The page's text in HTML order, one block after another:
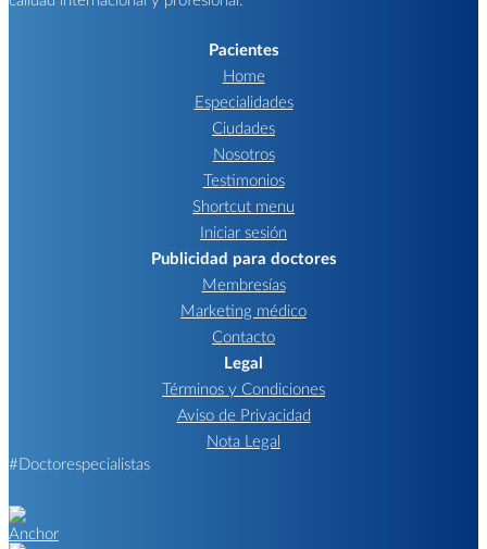
Pacientes
Home
Especialidades
Ciudades
Nosotros
Testimonios
Shortcut menu
Iniciar sesión
Publicidad para doctores
Membresías
Marketing médico
Contacto
Legal
Términos y Condiciones
Aviso de Privacidad
Nota Legal
#Doctorespecialistas